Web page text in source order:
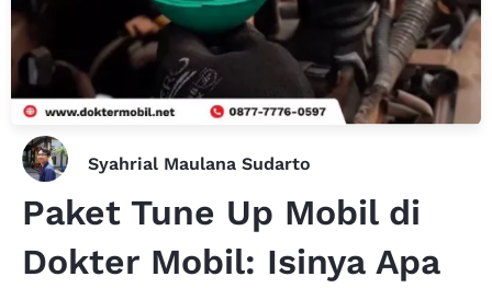
Syahrial Maulana Sudarto
Paket Tune Up Mobil di
Dokter Mobil: Isinya Apa